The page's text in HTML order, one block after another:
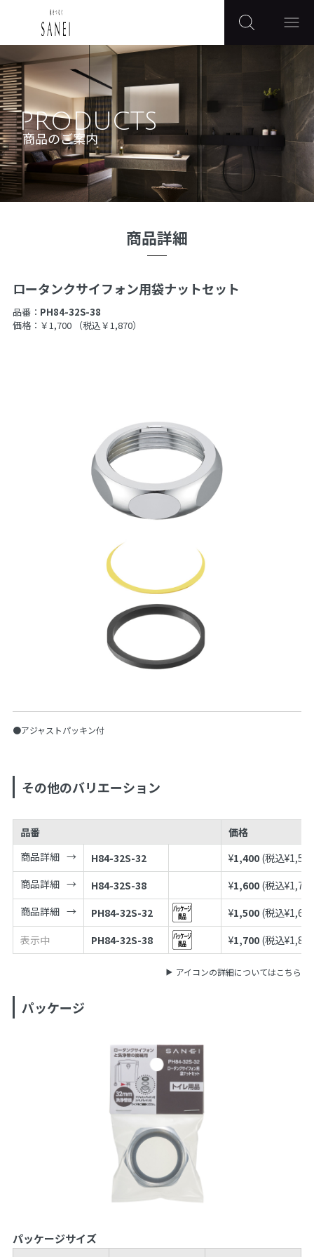
PRODUCTS
商品のご案内
商品詳細
ロータンクサイフォン用袋ナットセット
品番： PH84-32S-38
価格：￥1,700
（税込￥1,870）
●アジャストパッキン付
その他のバリエーション
品番
価格
商品詳細
H84-32S-32 ¥1,400 (税込¥1,540
商品詳細
H84-32S-38 ¥1,600 (税込¥1,760
商品詳細
PH84-32S-32 ¥1,500 (税込¥1,650
表示中
PH84-32S-38 ¥1,700 (税込¥1,870
アイコンの詳細についてはこちら
パッケージ
パッケージサイズ